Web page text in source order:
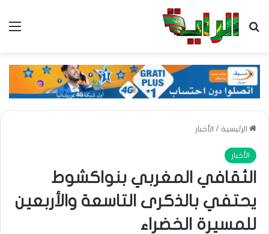
بحث عن
الرئيسية / الأخبار
الأخبار
الثقافي المغربي بنواكشوط
يحتفي بالذكرى التاسعة والأربعين
للمسيرة الخضراء